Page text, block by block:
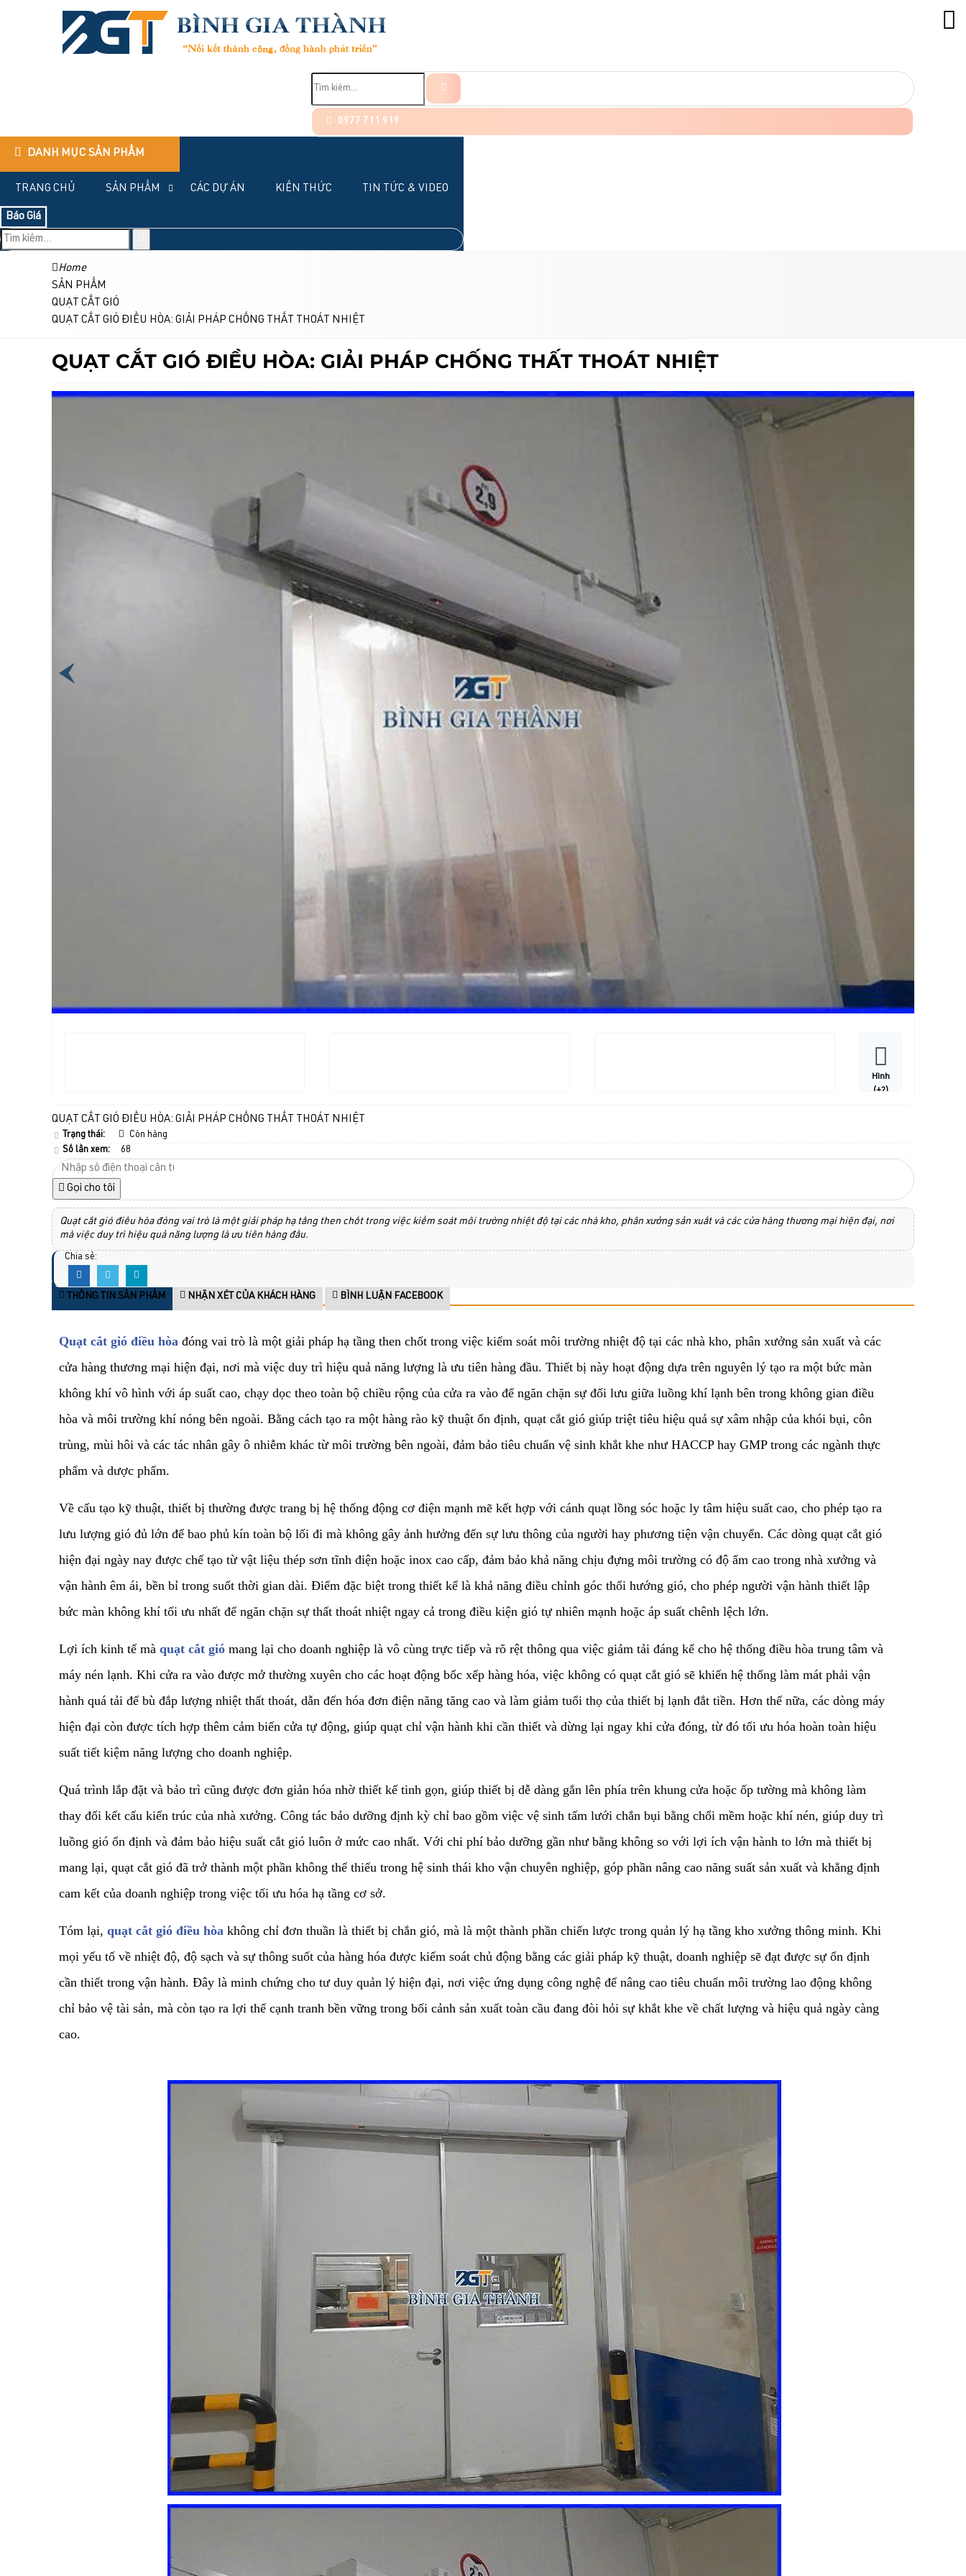
0977 711 919
DANH MỤC SẢN PHẨM
TRANG CHỦ SẢN PHẨM CÁC DỰ ÁN KIẾN THỨC TIN TỨC & VIDEO
Báo Giá
Home
SẢN PHẨM
QUẠT CẮT GIÓ
QUẠT CẮT GIÓ ĐIỀU HÒA: GIẢI PHÁP CHỐNG THẤT THOÁT NHIỆT
QUẠT CẮT GIÓ ĐIỀU HÒA: GIẢI PHÁP CHỐNG THẤT THOÁT NHIỆT
Hình
(+2)
QUẠT CẮT GIÓ ĐIỀU HÒA: GIẢI PHÁP CHỐNG THẤT THOÁT NHIỆT
Trạng thái:
Còn hàng
Số lần xem:
68
Gọi cho tôi
Quạt cắt gió điều hòa đóng vai trò là một giải pháp hạ tầng then chốt trong việc kiểm soát môi trường nhiệt độ tại các nhà kho, phân xưởng sản xuất và các cửa hàng thương mại hiện đại, nơi
mà việc duy trì hiệu quả năng lượng là ưu tiên hàng đầu.
Chia sẻ:
THÔNG TIN SẢN PHẨM NHẬN XÉT CỦA KHÁCH HÀNG BÌNH LUẬN FACEBOOK
Quạt cắt gió điều hòa đóng vai trò là một giải pháp hạ tầng then chốt trong việc kiểm soát môi trường nhiệt độ tại các nhà kho, phân xưởng sản xuất và các
cửa hàng thương mại hiện đại, nơi mà việc duy trì hiệu quả năng lượng là ưu tiên hàng đầu. Thiết bị này hoạt động dựa trên nguyên lý tạo ra một bức màn
không khí vô hình với áp suất cao, chạy dọc theo toàn bộ chiều rộng của cửa ra vào để ngăn chặn sự đối lưu giữa luồng khí lạnh bên trong không gian điều
hòa và môi trường khí nóng bên ngoài. Bằng cách tạo ra một hàng rào kỹ thuật ổn định, quạt cắt gió giúp triệt tiêu hiệu quả sự xâm nhập của khói bụi, côn
trùng, mùi hôi và các tác nhân gây ô nhiễm khác từ môi trường bên ngoài, đảm bảo tiêu chuẩn vệ sinh khắt khe như HACCP hay GMP trong các ngành thực
phẩm và dược phẩm.
​Về cấu tạo kỹ thuật, thiết bị thường được trang bị hệ thống động cơ điện mạnh mẽ kết hợp với cánh quạt lồng sóc hoặc ly tâm hiệu suất cao, cho phép tạo ra
lưu lượng gió đủ lớn để bao phủ kín toàn bộ lối đi mà không gây ảnh hưởng đến sự lưu thông của người hay phương tiện vận chuyển. Các dòng quạt cắt gió
hiện đại ngày nay được chế tạo từ vật liệu thép sơn tĩnh điện hoặc inox cao cấp, đảm bảo khả năng chịu đựng môi trường có độ ẩm cao trong nhà xưởng và
vận hành êm ái, bền bỉ trong suốt thời gian dài. Điểm đặc biệt trong thiết kế là khả năng điều chỉnh góc thổi hướng gió, cho phép người vận hành thiết lập
bức màn không khí tối ưu nhất để ngăn chặn sự thất thoát nhiệt ngay cả trong điều kiện gió tự nhiên mạnh hoặc áp suất chênh lệch lớn.
​Lợi ích kinh tế mà quạt cắt gió mang lại cho doanh nghiệp là vô cùng trực tiếp và rõ rệt thông qua việc giảm tải đáng kể cho hệ thống điều hòa trung tâm và
máy nén lạnh. Khi cửa ra vào được mở thường xuyên cho các hoạt động bốc xếp hàng hóa, việc không có quạt cắt gió sẽ khiến hệ thống làm mát phải vận
hành quá tải để bù đắp lượng nhiệt thất thoát, dẫn đến hóa đơn điện năng tăng cao và làm giảm tuổi thọ của thiết bị lạnh đắt tiền. Hơn thế nữa, các dòng máy
hiện đại còn được tích hợp thêm cảm biến cửa tự động, giúp quạt chỉ vận hành khi cần thiết và dừng lại ngay khi cửa đóng, từ đó tối ưu hóa hoàn toàn hiệu
suất tiết kiệm năng lượng cho doanh nghiệp.
​Quá trình lắp đặt và bảo trì cũng được đơn giản hóa nhờ thiết kế tinh gọn, giúp thiết bị dễ dàng gắn lên phía trên khung cửa hoặc ốp tường mà không làm
thay đổi kết cấu kiến trúc của nhà xưởng. Công tác bảo dưỡng định kỳ chỉ bao gồm việc vệ sinh tấm lưới chắn bụi bằng chổi mềm hoặc khí nén, giúp duy trì
luồng gió ổn định và đảm bảo hiệu suất cắt gió luôn ở mức cao nhất. Với chi phí bảo dưỡng gần như bằng không so với lợi ích vận hành to lớn mà thiết bị
mang lại, quạt cắt gió đã trở thành một phần không thể thiếu trong hệ sinh thái kho vận chuyên nghiệp, góp phần nâng cao năng suất sản xuất và khẳng định
cam kết của doanh nghiệp trong việc tối ưu hóa hạ tầng cơ sở.
​Tóm lại, quạt cắt gió điều hòa không chỉ đơn thuần là thiết bị chắn gió, mà là một thành phần chiến lược trong quản lý hạ tầng kho xưởng thông minh. Khi
mọi yếu tố về nhiệt độ, độ sạch và sự thông suốt của hàng hóa được kiểm soát chủ động bằng các giải pháp kỹ thuật, doanh nghiệp sẽ đạt được sự ổn định
cần thiết trong vận hành. Đây là minh chứng cho tư duy quản lý hiện đại, nơi việc ứng dụng công nghệ để nâng cao tiêu chuẩn môi trường lao động không
chỉ bảo vệ tài sản, mà còn tạo ra lợi thế cạnh tranh bền vững trong bối cảnh sản xuất toàn cầu đang đòi hỏi sự khắt khe về chất lượng và hiệu quả ngày càng
cao.